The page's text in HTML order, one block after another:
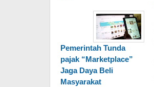
Pemerintah Tunda
pajak “Marketplace”
Jaga Daya Beli
Masyarakat